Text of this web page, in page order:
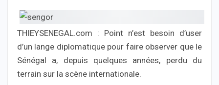
THIEYSENEGAL.com : Point n’est besoin d’user
d’un lange diplomatique pour faire observer que le
Sénégal a, depuis quelques années, perdu du
terrain sur la scène internationale.